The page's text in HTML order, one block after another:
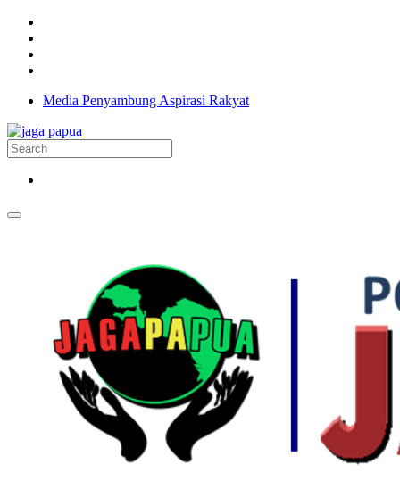
Media Penyambung Aspirasi Rakyat